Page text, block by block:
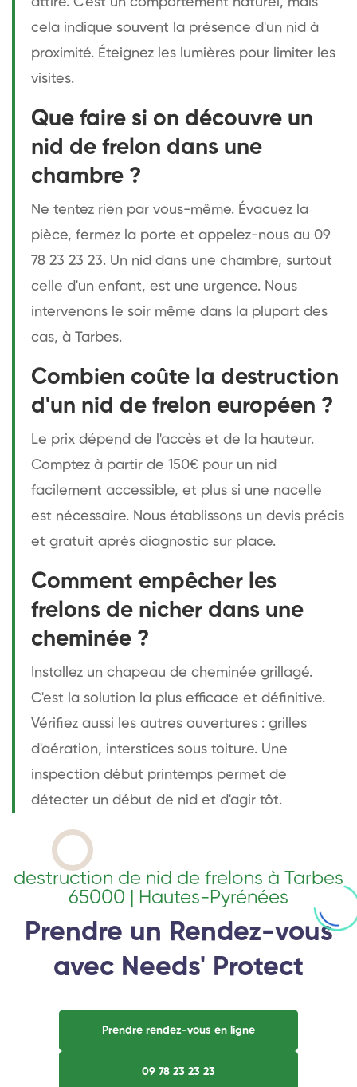
cela indique souvent la présence d'un nid à
proximité. Éteignez les lumières pour limiter les
visites.
Que faire si on découvre un
nid de frelon dans une
chambre ?
Ne tentez rien par vous-même. Évacuez la
pièce, fermez la porte et appelez-nous au 09
78 23 23 23. Un nid dans une chambre, surtout
celle d'un enfant, est une urgence. Nous
intervenons le soir même dans la plupart des
cas, à Tarbes.
Combien coûte la destruction
d'un nid de frelon européen ?
Le prix dépend de l'accès et de la hauteur.
Comptez à partir de 150€ pour un nid
facilement accessible, et plus si une nacelle
est nécessaire. Nous établissons un devis précis
et gratuit après diagnostic sur place.
Comment empêcher les
frelons de nicher dans une
cheminée ?
Installez un chapeau de cheminée grillagé.
C'est la solution la plus efficace et définitive.
Vérifiez aussi les autres ouvertures : grilles
d'aération, interstices sous toiture. Une
inspection début printemps permet de
détecter un début de nid et d'agir tôt.
destruction de nid de frelons à Tarbes
65000 | Hautes-Pyrénées
Prendre un Rendez-vous
avec Needs' Protect
Prendre rendez-vous en ligne
09 78 23 23 23